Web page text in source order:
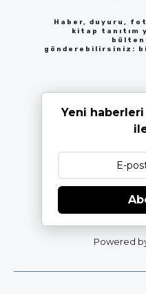
Haber, duyuru,
kitap tanıtım
gönderebilirsiniz:
Yeni
Powered